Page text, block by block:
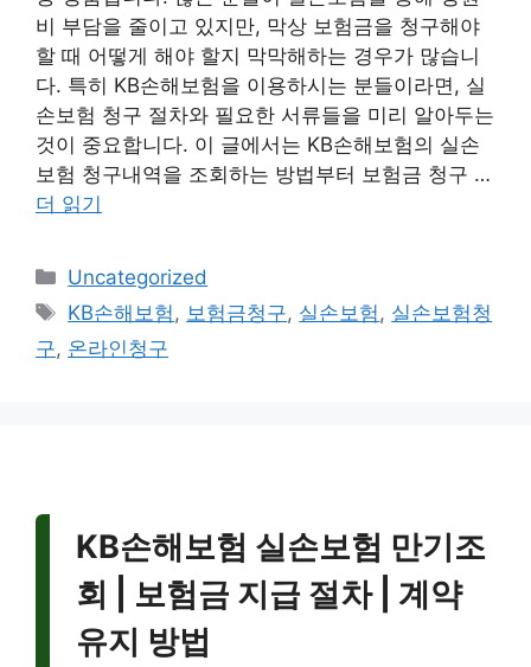
비 부담을 줄이고 있지만, 막상 보험금을 청구해야
할 때 어떻게 해야 할지 막막해하는 경우가 많습니
다. 특히 KB손해보험을 이용하시는 분들이라면, 실
손보험 청구 절차와 필요한 서류들을 미리 알아두는
것이 중요합니다. 이 글에서는 KB손해보험의 실손
보험 청구내역을 조회하는 방법부터 보험금 청구 …
더 읽기
카
테
리
Uncategorized
태
그
KB손해보험, 보험금청구, 실손보험, 실손보험청
구, 온라인청구
KB손해보험 실손보험 만기조
회 | 보험금 지급 절차 | 계약
유지 방법